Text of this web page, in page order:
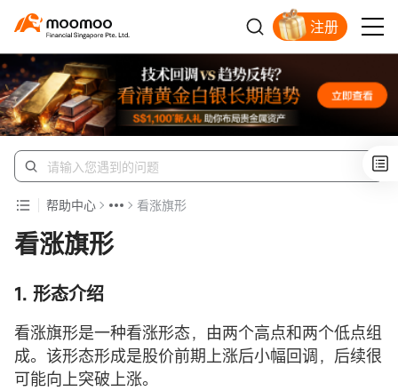
注册
帮助中心 看涨旗形
看涨旗形
1. 形态介绍
看涨旗形是一种看涨形态，由两个高点和两个低点组
成。该形态形成是股价前期上涨后小幅回调，后续很
可能向上突破上涨。